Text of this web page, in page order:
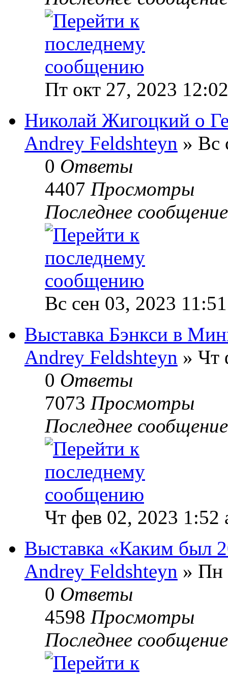
Пт окт 27, 2023
Николай Жигоцкий о
Andrey Feldshteyn » Вс
0 Ответы
4407 Просмотры
Последнее
Вс сен 03, 2023
Выставка Бэнкси в
Andrey Feldshteyn » Чт
0 Ответы
7073 Просмотры
Последнее
Чт фев 02, 2023 1:52
Выставка «Каким был
Andrey Feldshteyn » Пн
0 Ответы
4598 Просмотры
Последнее